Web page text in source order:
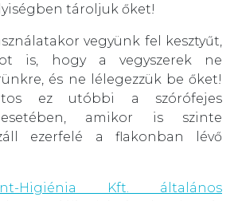
tároljuk őket!
vegyünk fel kesztyűt,
is, hogy a vegyszerek ne
és ne lélegezzük be őket!
ez utóbbi a szórófejes
esetében, amikor is szinte
ezerfelé a flakonban lévő
Higiénia Kft. általános